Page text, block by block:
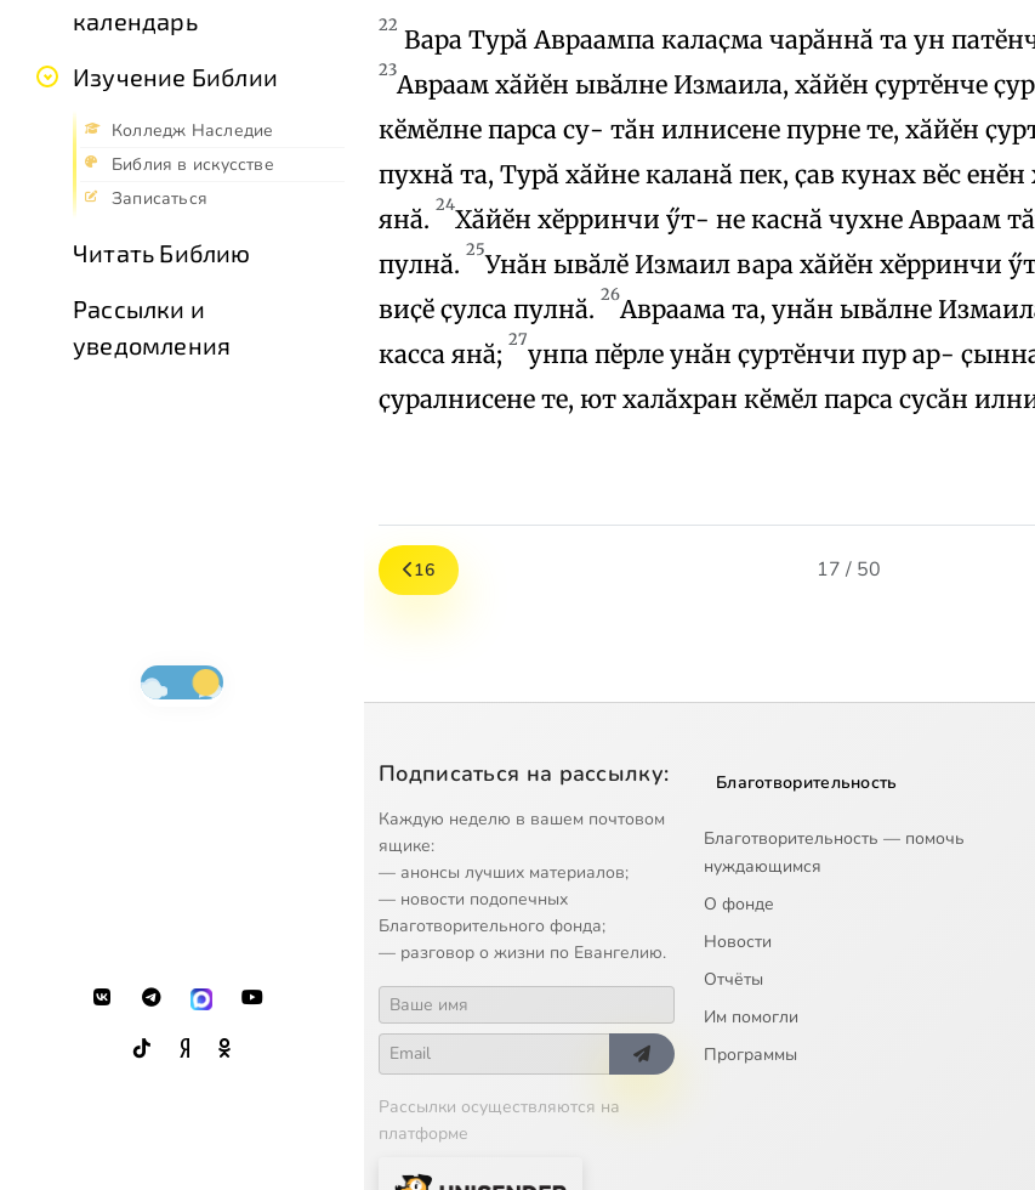
календарь
Изучение Библии
Колледж Наследие
Библия в искусстве
Записаться
Читать Библию
Рассылки и
уведомления
22 Вара Турӑ Авраампа калаҫма чарӑннӑ та ун
23Авраам хӑйӗн ывӑлне Измаила, хӑйӗн ҫуртӗнче
кӗмӗлне парса су- тӑн илнисене пурне те, хӑйӗн
пухнӑ та, Турӑ хӑйне каланӑ пек, ҫав кунах вӗс
янӑ. 24Хӑйӗн хӗрринчи ӳт- не каснӑ чухне Авраам
пулнӑ. 25Унӑн ывӑлӗ Измаил вара хӑйӗн хӗрринчи
виҫӗ ҫулса пулнӑ. 26Авраама та, унӑн ывӑлне
касса янӑ; 27унпа пӗрле унӑн ҫуртӗнчи пур ар-
ҫуралнисене те, ют халӑхран кӗмӗл парса сусӑн
16 17 / 50
Подписаться на рассылку:
Каждую неделю в вашем почтовом
ящике:
— анонсы лучших материалов;
— новости подопечных
Благотворительного фонда;
— разговор о жизни по Евангелию.
Рассылки осуществляются на
платформе
Благотворительность
Благотворительность — помочь
нуждающимся
О фонде
Новости
Отчёты
Им помогли
Программы